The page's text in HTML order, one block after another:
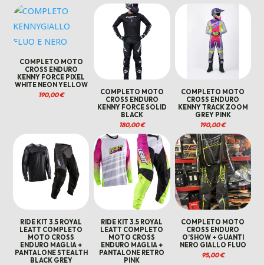
COMPLETO MOTO
CROSS ENDURO
KENNY FORCE PIXEL
WHITE NEON YELLOW
190,00€
COMPLETO MOTO
CROSS ENDURO
KENNY FORCE SOLID
BLACK
180,00€
COMPLETO MOTO
CROSS ENDURO
KENNY TRACK ZOOM
GREY PINK
190,00€
RIDE KIT 3.5 ROYAL
LEATT COMPLETO
MOTO CROSS
ENDURO MAGLIA +
PANTALONE STEALTH
BLACK GREY
RIDE KIT 3.5 ROYAL
LEATT COMPLETO
MOTO CROSS
ENDURO MAGLIA +
PANTALONE RETRO
PINK
COMPLETO MOTO
CROSS ENDURO
O’SHOW + GUANTI
NERO GIALLO FLUO
95,00€